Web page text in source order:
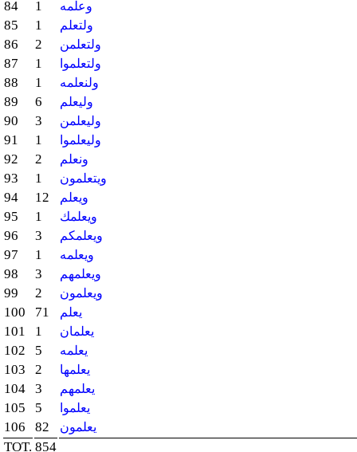
84 1 وعلمه
85 1 ولتعلم
86 2 ولتعلمن
87 1 ولتعلموا
88 1 ولنعلمه
89 6 وليعلم
90 3 وليعلمن
91 1 وليعلموا
92 2 ونعلم
93 1 ويتعلمون
94 12 ويعلم
95 1 ويعلمك
96 3 ويعلمكم
97 1 ويعلمه
98 3 ويعلمهم
99 2 ويعلمون
100 71 يعلم
101 1 يعلمان
102 5 يعلمه
103 2 يعلمها
104 3 يعلمهم
105 5 يعلموا
106 82 يعلمون
TOT. 854